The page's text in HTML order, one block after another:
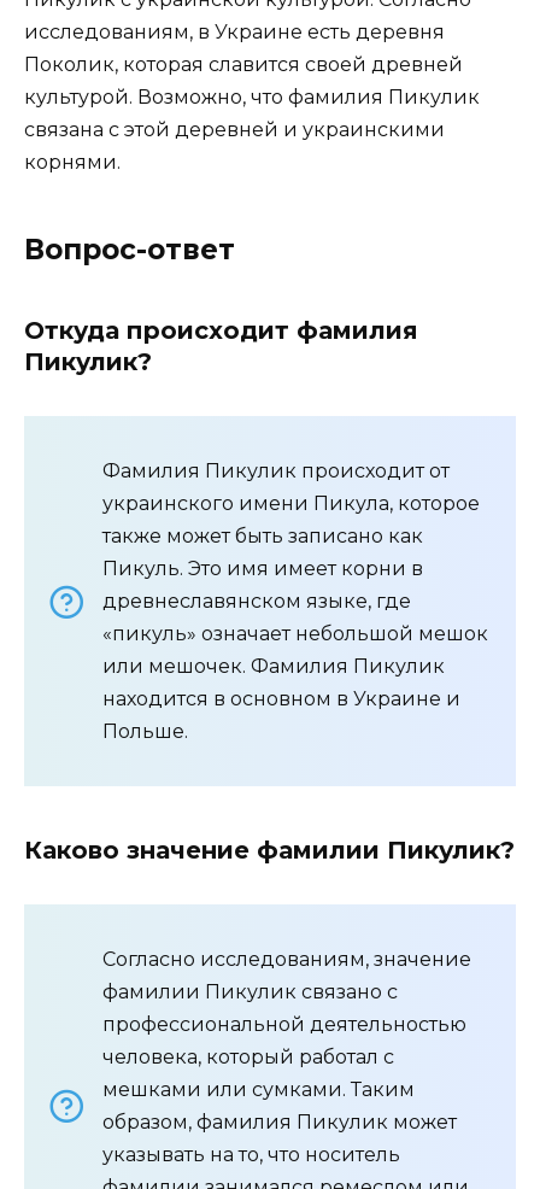
исследованиям, в Украине есть деревня
Поколик, которая славится своей древней
культурой. Возможно, что фамилия Пикулик
связана с этой деревней и украинскими
корнями.
Вопрос-ответ
Откуда происходит фамилия
Пикулик?
Фамилия Пикулик происходит от
украинского имени Пикула, которое
также может быть записано как
Пикуль. Это имя имеет корни в
древнеславянском языке, где
«пикуль» означает небольшой мешок
или мешочек. Фамилия Пикулик
находится в основном в Украине и
Польше.
Каково значение фамилии Пикулик?
Согласно исследованиям, значение
фамилии Пикулик связано с
профессиональной деятельностью
человека, который работал с
мешками или сумками. Таким
образом, фамилия Пикулик может
указывать на то, что носитель